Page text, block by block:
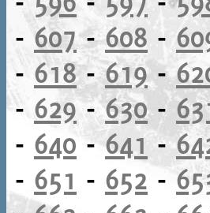
-607-608 -
- 618-619-
- 629-630-
- 640 -641 -
- 651 - 652 -